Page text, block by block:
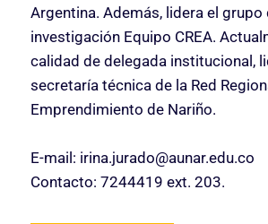
Argentina. Además, lidera el grupo
investigación Equipo CREA.
calidad de delegada institucional,
secretaría técnica de la Red
Emprendimiento de Nariño.
E-mail: irina.jurado@aunar.edu.co
Contacto: 7244419 ext. 203.